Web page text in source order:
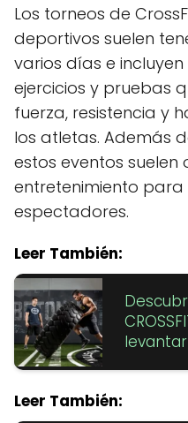
Los torneos de
deportivos suelen
varios días e
ejercicios y pruebas
fuerza, resistencia y
los atletas. Además
estos eventos
entretenimiento
espectadores.
Leer También:
Leer También: